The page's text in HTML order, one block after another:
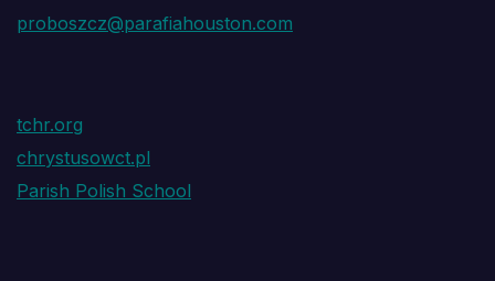
proboszcz@parafiahouston.com
tchr.org
chrystusowct.pl
Parish Polish School